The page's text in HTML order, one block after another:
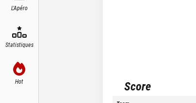
L'Apéro
Statistiques
Hot Score